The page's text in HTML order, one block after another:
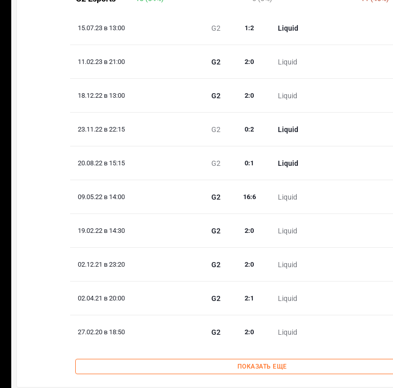
15.07.23 в 13:00 G2 Liquid
1 :2
11.02.23 в 21:00 G2 Liquid
2:0
18.12.22 в 13:00 G2 Liquid
2:0
23.11.22 в 22:15 G2 Liquid
0:2
20.08.22 в 15:15 G2 Liquid
0:1
09.05.22 в 14:00 G2 Liquid
16:6
19.02.22 в 14:30 G2 Liquid
2:0
02.12.21 в 23:20 G2 Liquid
2:0
02.04.21 в 20:00 G2 Liquid
2:1
27.02.20 в 18:50 G2 Liquid
2:0
ПОКАЗАТЬ ЕЩЕ